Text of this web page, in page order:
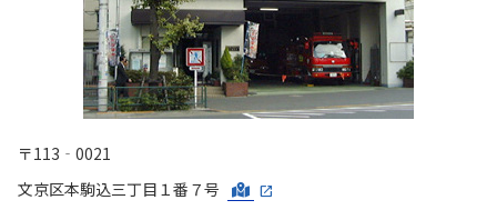
〒113‐0021
文京区本駒込三丁目１番７号